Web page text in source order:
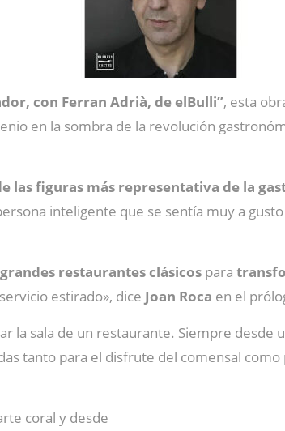
con Ferran Adrià, de elBulli”, esta
en la sombra de la revolución
las figuras más representativa de la
inteligente que se sentía muy a
restaurantes clásicos para
estirado», dice Joan Roca en el
la sala de un restaurante. Siempre
tanto para el disfrute del comensal
coral y desde